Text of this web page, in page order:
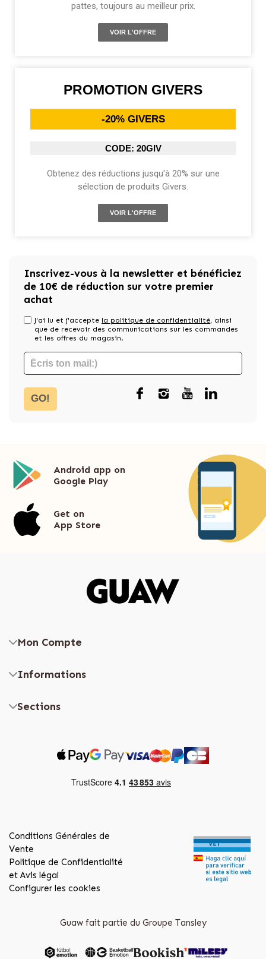
pattes, toujours au meilleur prix.
VOIR L'OFFRE
PROMOTION GIVERS
-20% GIVERS
CODE: 20GIV
Obtenez des réductions jusqu'à 20% sur une
sélection de produits Givers.
VOIR L'OFFRE
Inscrivez-vous à la newsletter et bénéficiez
de 10€ de réduction sur votre premier
achat
J'ai lu et j'accepte la politique de confidentialité, ainsi
que de recevoir des communications sur les commandes
et les offres du magasin.
GO!
Android app on
Google Play
Get on
App Store
Mon Compte
Informations
Sections
Conditions Générales de
Vente
Politique de Confidentialité
et Avis légal
Configurer les cookies
Guaw fait partie du Groupe Tansley